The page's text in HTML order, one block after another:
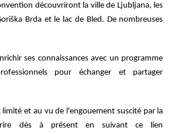
découvriront la ville de Ljubljana, les
Brda et le lac de Bled. De nombreuses
ses connaissances avec un programme
pour échanger et partager
et au vu de l'engouement suscité par la
dès à présent en suivant ce lien